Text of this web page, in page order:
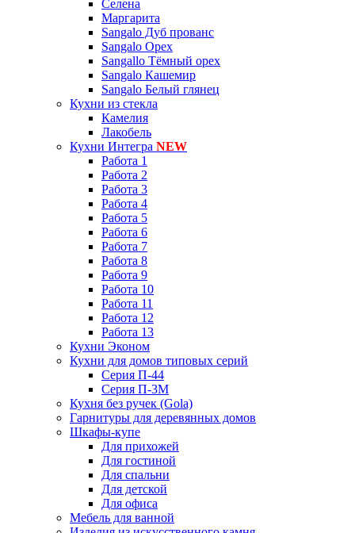
Селена
Маргарита
Sangalo Дуб прованс
Sangalo Орех
Sangallo Тёмный орех
Sangalo Кашемир
Sangalo Белый глянец
Кухни из стекла
Камелия
Лакобель
Кухни Интегра NEW
Работа 1
Работа 2
Работа 3
Работа 4
Работа 5
Работа 6
Работа 7
Работа 8
Работа 9
Работа 10
Работа 11
Работа 12
Работа 13
Кухни Эконом
Кухни для домов типовых серий
Серия П-44
Серия П-3М
Кухня без ручек (Gola)
Гарнитуры для деревянных домов
Шкафы-купе
Для прихожей
Для гостиной
Для спальни
Для детской
Для офиса
Мебель для ванной